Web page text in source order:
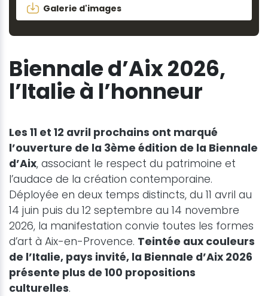
Galerie d'images
Biennale d’Aix 2026,
l’Italie à l’honneur
Les 11 et 12 avril prochains ont marqué
l’ouverture de la 3ème édition de la Biennale
d’Aix, associant le respect du patrimoine et
l’audace de la création contemporaine.
Déployée en deux temps distincts, du 11 avril au
14 juin puis du 12 septembre au 14 novembre
2026, la manifestation convie toutes les formes
d’art à Aix-en-Provence. Teintée aux couleurs
de l’Italie, pays invité, la Biennale d’Aix 2026
présente plus de 100 propositions
culturelles.